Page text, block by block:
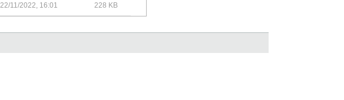
22/11/2022, 16:01 228 KB